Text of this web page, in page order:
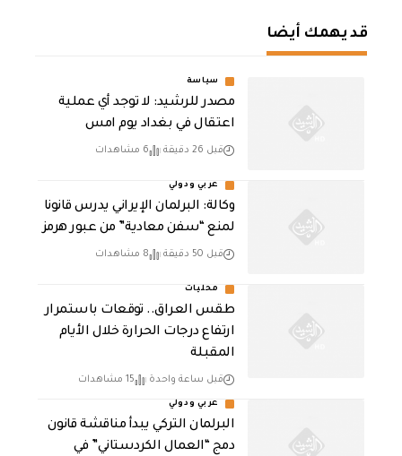
قد يهمك أيضا
سياسة
مصدر للرشيد: لا توجد أي عملية
اعتقال في بغداد يوم امس
قبل 26 دقيقة 6 مشاهدات
عربي ودولي
وكالة: البرلمان الإيراني يدرس قانونا
لمنع “سفن معادية” من عبور هرمز
قبل 50 دقيقة 8 مشاهدات
محليات
طقس العراق.. توقعات باستمرار
ارتفاع درجات الحرارة خلال الأيام
المقبلة
قبل ساعة واحدة 15 مشاهدات
عربي ودولي
البرلمان التركي يبدأ مناقشة قانون
دمج “العمال الكردستاني” في